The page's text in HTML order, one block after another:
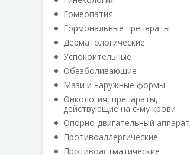
Гомеопатия
Гормональные препараты
Дерматологические
Успокоительные
Обезболивающие
Мази и наружные формы
Онкология, препараты,
действующие на с-му крови
Опорно-двигательный аппарат
Противоаллергические
Противоастматические